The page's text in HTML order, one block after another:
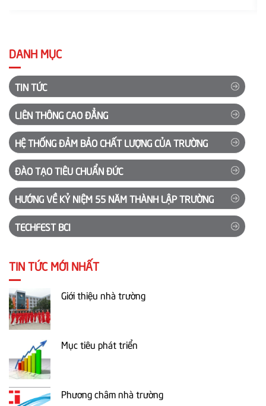
DANH MỤC
TIN TỨC
LIÊN THÔNG CAO ĐẲNG
HỆ THỐNG ĐẢM BẢO CHẤT LƯỢNG CỦA TRƯỜNG
ĐÀO TẠO TIÊU CHUẨN ĐỨC
HƯỚNG VỀ KỶ NIỆM 55 NĂM THÀNH LẬP TRƯỜNG
TECHFEST BCI
TIN TỨC MỚI NHẤT
Giới thiệu nhà trường
Mục tiêu phát triển
Phương châm nhà trường